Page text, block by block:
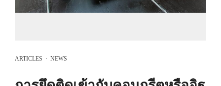
ARTICLES · NEWS